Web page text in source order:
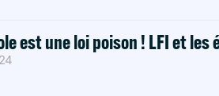
est une loi poison ! LFI et